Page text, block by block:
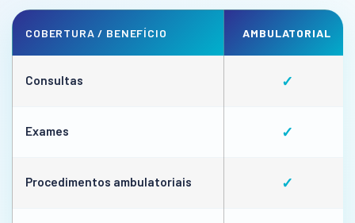
COBERTURA / BENEFÍCIO AMBULATORIAL
Consultas ✓
Exames ✓
Procedimentos ambulatoriais ✓